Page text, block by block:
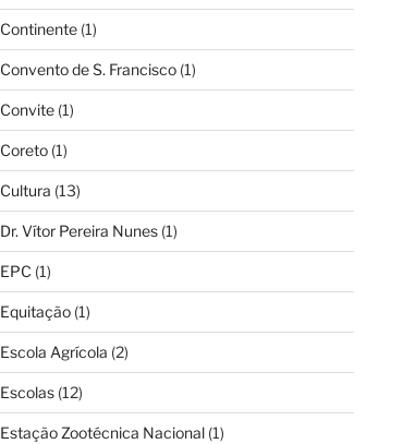
Continente(1)
Convento de S. Francisco(1)
Convite(1)
Coreto(1)
Cultura (13)
Dr. Vítor Pereira Nunes(1)
EPC (1)
Equitação(1)
Escola Agrícola (2)
Escolas(12)
Estação Zootécnica Nacional(1)